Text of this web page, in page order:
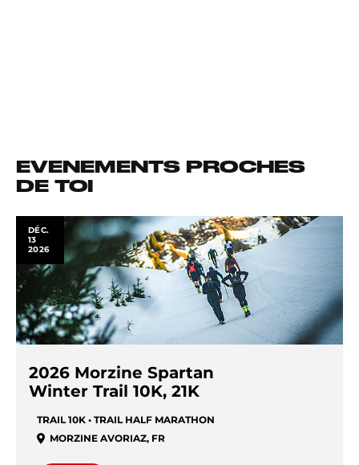
EVENEMENTS PROCHES
DE TOI
DÉC.
13
2026
2026 Morzine Spartan
Winter Trail 10K, 21K
TRAIL 10K • TRAIL HALF MARATHON
MORZINE AVORIAZ, FR